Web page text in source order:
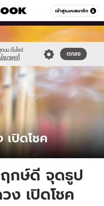
เข้าสู่ระบบสมาชิก
หมวดอื่นๆ
ดบน เว็บไซต์
โยบายคุกกี้
ตกลง
กษ์ดี จุดธูป
ง เปิดโชค